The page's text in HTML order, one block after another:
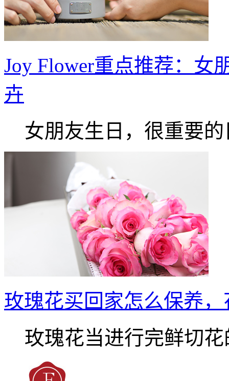
Joy Flower重点推荐：女
卉
女朋友生日，很重要的
玫瑰花买回家怎么保养
玫瑰花当进行完鲜切花